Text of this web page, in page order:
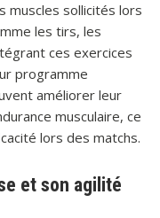
muscles sollicités lors
les tirs, les
ces exercices
programme
améliorer leur
musculaire, ce
lors des matchs.
et son agilité